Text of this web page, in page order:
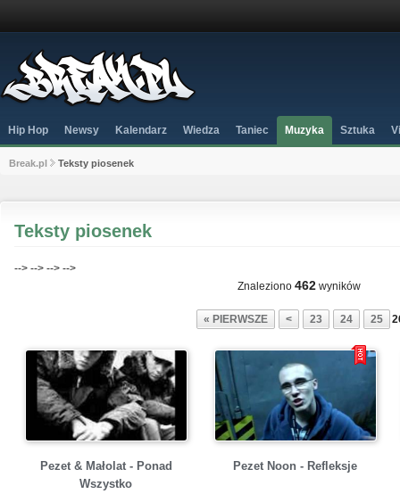
Hip Hop Newsy Kalendarz Wiedza Taniec Muzyka Sztuka
Break.pl Teksty piosenek
Teksty piosenek
--> --> --> -->
Znaleziono 462 wyników
« PIERWSZE < 23 24 25
Pezet & Małolat - Ponad
Wszystko
Pezet Noon - Refleksje